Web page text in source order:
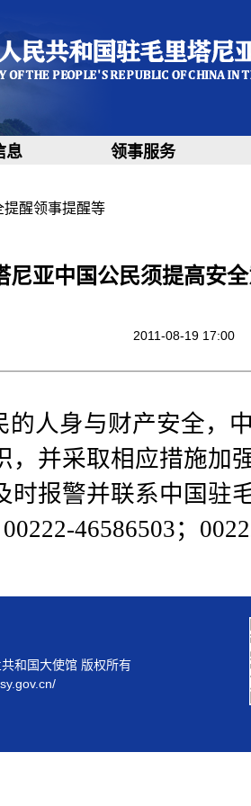
息 领事服务
提醒领事提醒等
尼亚中国公民须提高安
2011-08-19 17:00
的人身与财产安全，
，并采取相应措施加
时报警并联系中国驻
46586503；
和国大使馆 版权所有